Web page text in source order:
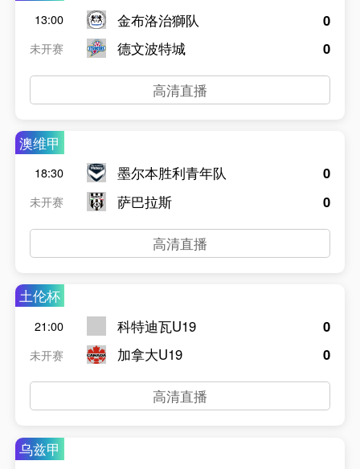
13:00
未开赛
金布洛治獅队
德文波特城
0
0
高清直播
澳维甲
18:30
未开赛
墨尔本胜利青年队
萨巴拉斯
0
0
高清直播
土伦杯
21:00
未开赛
科特迪瓦U19
加拿大U19
0
0
高清直播
乌兹甲